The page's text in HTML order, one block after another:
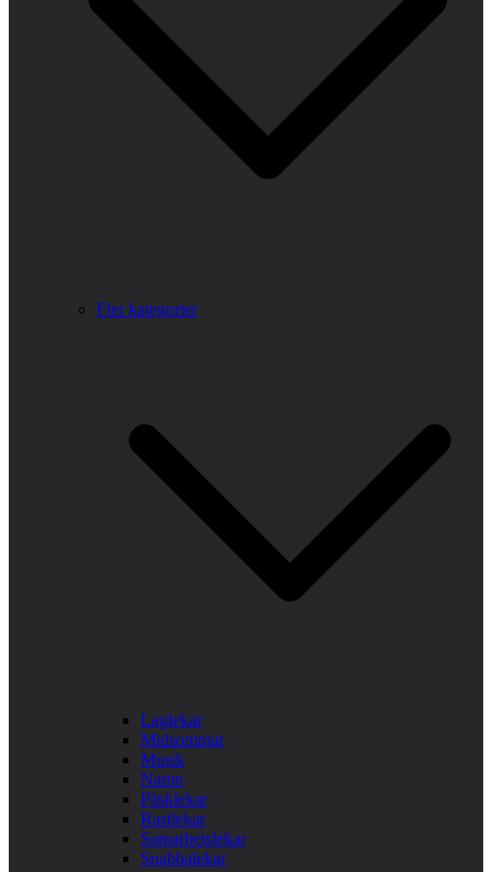
Fler kategorier
Laglekar
Midsommar
Musik
Namn
Påsklekar
Rastlekar
Samarbetslekar
Snabbalekar